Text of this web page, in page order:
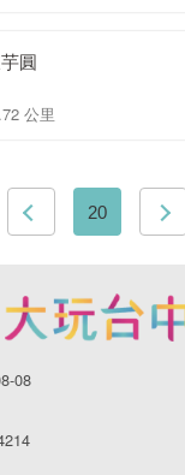
圓
公里
20
08